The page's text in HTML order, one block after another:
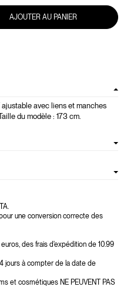
AJOUTER AU PANIER
avec liens et manches
du modèle : 173 cm.
une conversion correcte des
des frais d'expédition de 10.99
jours à compter de la date de
et cosmétiques NE PEUVENT PAS